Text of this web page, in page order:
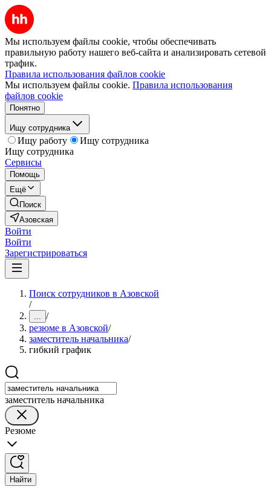
Мы используем файлы cookie, чтобы обеспечивать
правильную работу нашего веб-сайта и анализировать сетевой
трафик.
Правила использования файлов cookie
Мы используем файлы cookie. Правила использования
файлов cookie
Понятно
Ищу сотрудника
Ищу работу
Ищу сотрудника
Ищу сотрудника
Сервисы
Помощь
Ещё
Поиск
Азовская
Войти
Войти
Зарегистрироваться
Поиск сотрудников в Азовской
/
... /
резюме в Азовской/
заместитель начальника/
гибкий график
заместитель начальника
Резюме
Найти